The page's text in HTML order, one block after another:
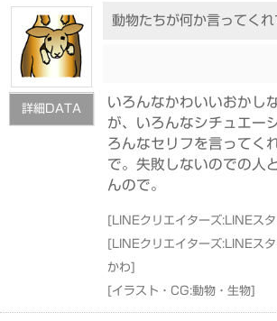
詳細DATA
動物たちが何か言ってくれ
いろんなかわいいおかし
が、いろんなシチュエー
ろんなセリフを言ってく
で。失敗しないのでの人
んので。
[ LINEクリエイターズ:LINEス
[ LINEクリエイターズ:LINEス
かわ]
[イラスト・CG:動物・生物]